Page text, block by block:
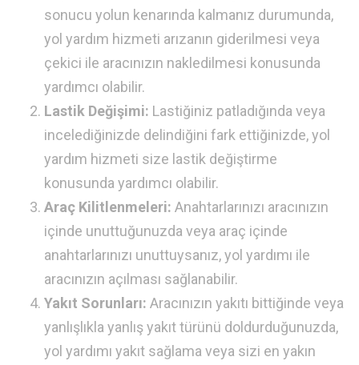
sonucu yolun kenarında kalmanız durumunda,
yol yardım hizmeti arızanın giderilmesi veya
çekici ile aracınızın nakledilmesi konusunda
yardımcı olabilir.
Lastik Değişimi: Lastiğiniz patladığında veya
incelediğinizde delindiğini fark ettiğinizde, yol
yardım hizmeti size lastik değiştirme
konusunda yardımcı olabilir.
Araç Kilitlenmeleri: Anahtarlarınızı aracınızın
içinde unuttuğunuzda veya araç içinde
anahtarlarınızı unuttuysanız, yol yardımı ile
aracınızın açılması sağlanabilir.
Yakıt Sorunları: Aracınızın yakıtı bittiğinde veya
yanlışlıkla yanlış yakıt türünü doldurduğunuzda,
yol yardımı yakıt sağlama veya sizi en yakın